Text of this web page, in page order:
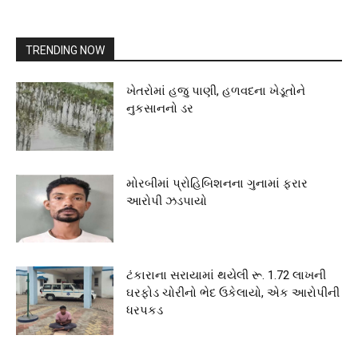
TRENDING NOW
ખેતરોમાં હજુ પાણી, હળવદના ખેડૂતોને
નુકસાનનો ડર
મોરબીમાં પ્રોહિબિશનના ગુનામાં ફરાર
આરોપી ઝડપાયો
ટંકારાના સરાયામાં થયેલી રૂ. 1.72 લાખની
ઘરફોડ ચોરીનો ભેદ ઉકેલાયો, એક આરોપીની
ધરપકડ